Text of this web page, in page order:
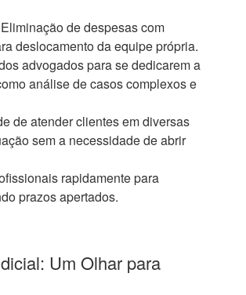
Eliminação de despesas com
deslocamento da equipe própria.
advogados para se dedicarem a
análise de casos complexos e
de atender clientes em diversas
sem a necessidade de abrir
rapidamente para
prazos apertados.
Um Olhar para